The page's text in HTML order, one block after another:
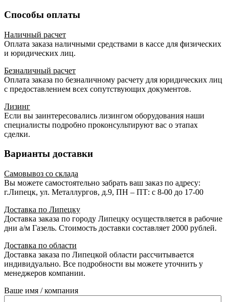
Способы оплаты
Наличный расчет
Оплата заказа наличными средствами в кассе для физических
и юридических лиц.
Безналичный расчет
Оплата заказа по безналичному расчету для юридических лиц
с предоставлением всех сопутствующих документов.
Лизинг
Если вы заинтересовались лизингом оборудования наши
специалисты подробно проконсультируют вас о этапах
сделки.
Варианты доставки
Самовывоз со склада
Вы можете самостоятельно забрать ваш заказ по адресу:
г.Липецк, ул. Металлургов, д.9, ПН – ПТ: с 8-00 до 17-00
Доставка по Липецку
Доставка заказа по городу Липецку осуществляется в рабочие
дни а/м Газель. Стоимость доставки составляет 2000 рублей.
Доставка по области
Доставка заказа по Липецкой области рассчитывается
индивидуально. Все подробности вы можете уточнить у
менеджеров компании.
Ваше имя / компания